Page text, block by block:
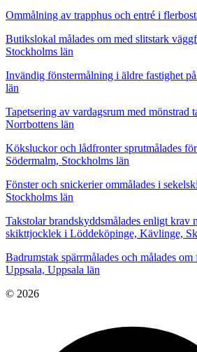
Ommålning av trapphus och entré i
Butikslokal målades om med slitstark
Stockholms län
Invändig fönstermålning i äldre fastighet
län
Tapetsering av vardagsrum med mönstrad
Norrbottens län
Köksluckor och lådfronter sprutmålades
Södermalm, Stockholms län
Fönster och snickerier ommålades i
Stockholms län
Takstolar brandskyddsmålades enligt krav
skikttjocklek i Löddeköpinge, Kävlinge,
Badrumstak spärrmålades och målades
Uppsala, Uppsala län
© 2026